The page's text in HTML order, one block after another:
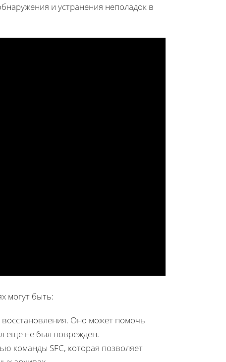
и устранения неполадок в
могут быть:
Оно может помочь
еще не был поврежден.
команды SFC, которая позволяет